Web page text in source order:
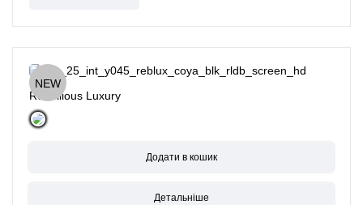
NEW
Rebellious Luxury
Детальніше